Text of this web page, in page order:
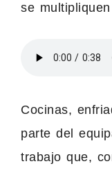
se
Cocinas,
parte del
trabajo que,